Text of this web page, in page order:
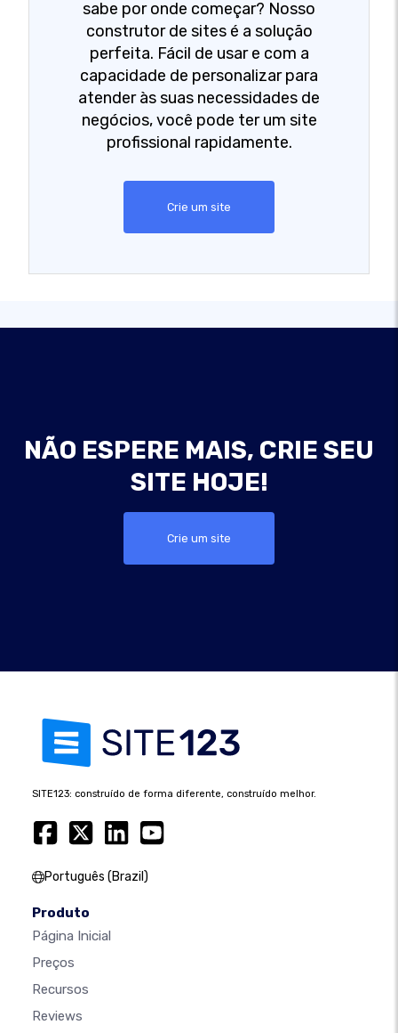
sabe por onde começar? Nosso
construtor de sites é a solução
perfeita. Fácil de usar e com a
capacidade de personalizar para
atender às suas necessidades de
negócios, você pode ter um site
profissional rapidamente.
Crie um site
NÃO ESPERE MAIS, CRIE SEU
SITE HOJE!
Crie um site
SITE123: construído de forma diferente, construído melhor.
Português (Brazil)
Produto
Página Inicial
Preços
Recursos
Reviews